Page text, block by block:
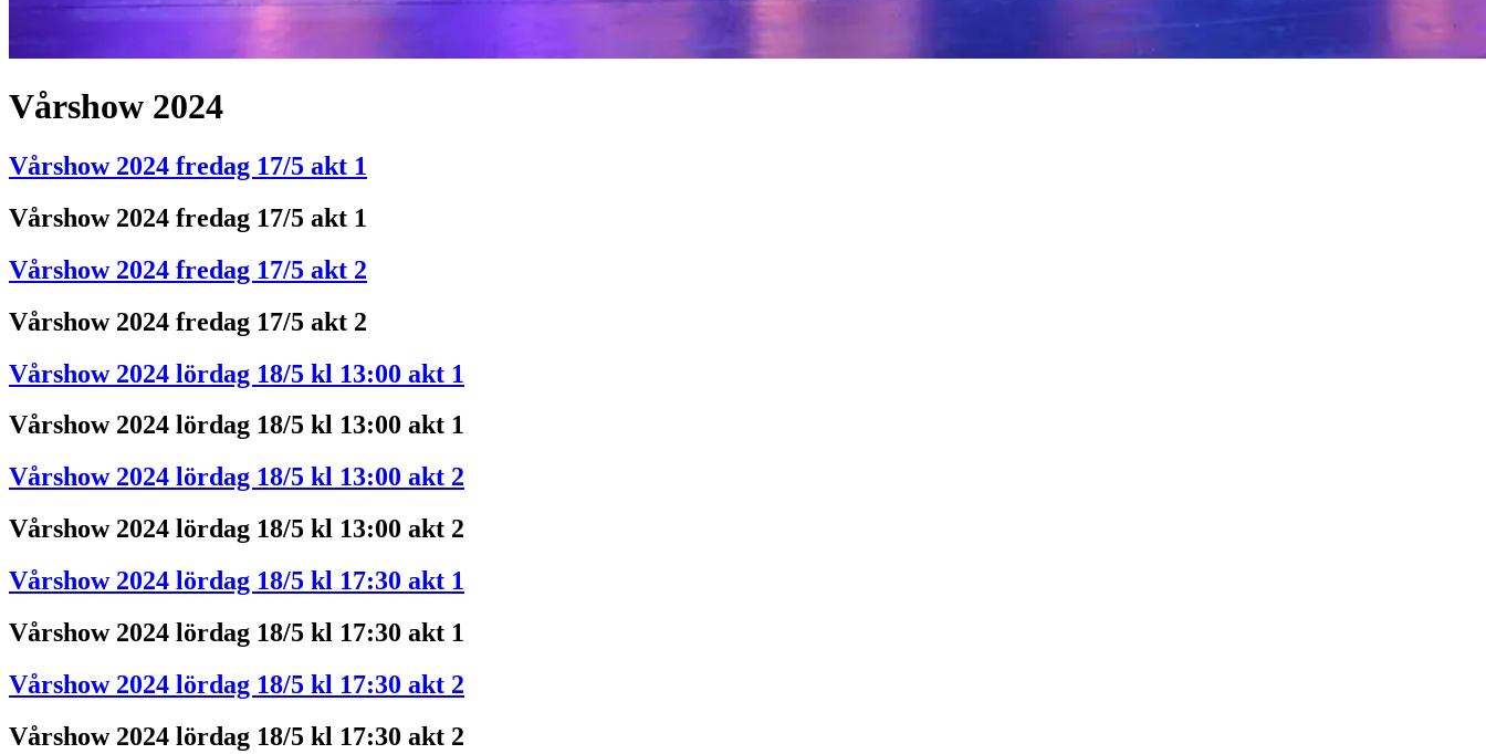
Vårshow 2024
Vårshow 2024 fredag 17/5 akt 1
Vårshow 2024 fredag 17/5 akt 1
Vårshow 2024 fredag 17/5 akt 2
Vårshow 2024 fredag 17/5 akt 2
Vårshow 2024 lördag 18/5 kl 13:00 akt 1
Vårshow 2024 lördag 18/5 kl 13:00 akt 1
Vårshow 2024 lördag 18/5 kl 13:00 akt 2
Vårshow 2024 lördag 18/5 kl 13:00 akt 2
Vårshow 2024 lördag 18/5 kl 17:30 akt 1
Vårshow 2024 lördag 18/5 kl 17:30 akt 1
Vårshow 2024 lördag 18/5 kl 17:30 akt 2
Vårshow 2024 lördag 18/5 kl 17:30 akt 2